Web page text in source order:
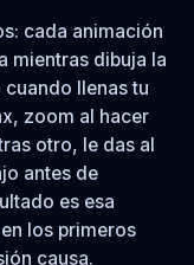
cada animación
mientras dibuja la
llenas tu
zoom al hacer
otro, le das al
antes de
es esa
los primeros
causa.